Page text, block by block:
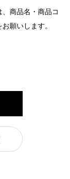
商品名・商品コ
願いします。